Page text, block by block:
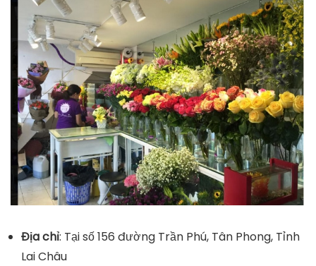
Địa chỉ: Tại số 156 đường Trần Phú, Tân Phong, Tỉnh
Lai Châu